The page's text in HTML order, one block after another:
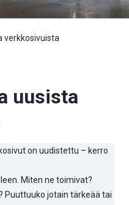
verkkosivuista
uusista
on uudistettu – kerro
Miten ne toimivat?
Puuttuuko jotain tärkeää tai